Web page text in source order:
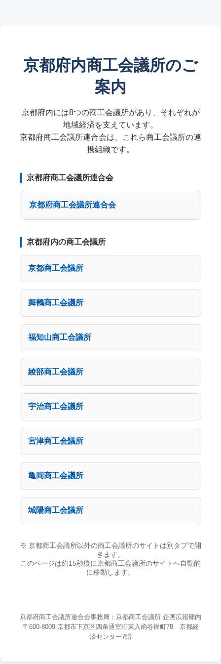
京都府内商工会議所のご
案内
京都府内には8つの商工会議所があり、それぞれが
地域経済を支えています。
京都府商工会議所連合会は、これら商工会議所の連
携組織です。
京都府商工会議所連合会
京都府商工会議所連合会
京都府内の商工会議所
京都商工会議所
舞鶴商工会議所
福知山商工会議所
綾部商工会議所
宇治商工会議所
宮津商工会議所
亀岡商工会議所
城陽商工会議所
※ 京都商工会議所以外の商工会議所のサイトは別タブで開
きます。
このページは約15秒後に京都商工会議所のサイトへ自動的
に移動します。
京都府商工会議所連合会事務局：京都商工会議所 企画広報部内
〒600-8009 京都市下京区四条通室町東入函谷鉾町78 京都経
済センター7階